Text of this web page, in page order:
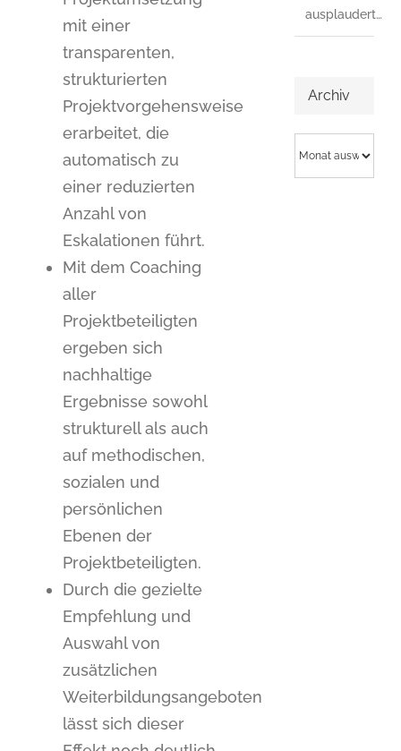
mit einer
transparenten,
strukturierten
Projektvorgehensweise
erarbeitet, die
automatisch zu
einer reduzierten
Anzahl von
Eskalationen führt.
Mit dem Coaching
aller
Projektbeteiligten
ergeben sich
nachhaltige
Ergebnisse sowohl
strukturell als auch
auf methodischen,
sozialen und
persönlichen
Ebenen der
Projektbeteiligten.
Durch die gezielte
Empfehlung und
Auswahl von
zusätzlichen
Weiterbildungsangeboten
lässt sich dieser
ausplaudert…
Archiv